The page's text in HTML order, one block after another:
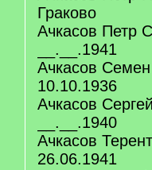
Граково
Ачкасов Петр
__.__.1941
Ачкасов
10.10.1936
Ачкасов
__.__.1940
Ачкасов
26.06.1941